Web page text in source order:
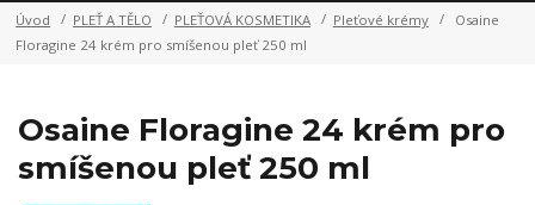
Úvod PLEŤ A TĚLO PLEŤOVÁ KOSMETIKA Pleťové krémy
Osaine
Floragine 24 krém pro smíšenou pleť 250 ml
Osaine Floragine 24 krém pro
smíšenou pleť 250 ml